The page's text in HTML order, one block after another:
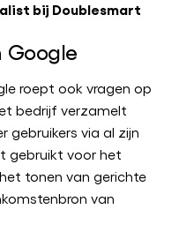
bij Doublesmart
Google
roept ook vragen op
bedrijf verzamelt
gebruikers via al zijn
gebruikt voor het
tonen van gerichte
van